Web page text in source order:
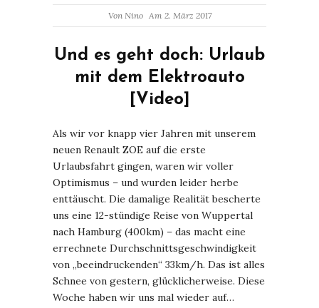
Von Nino Am 2. März 2017
Und es geht doch: Urlaub
mit dem Elektroauto
[Video]
Als wir vor knapp vier Jahren mit unserem
neuen Renault ZOE auf die erste
Urlaubsfahrt gingen, waren wir voller
Optimismus – und wurden leider herbe
enttäuscht. Die damalige Realität bescherte
uns eine 12-stündige Reise von Wuppertal
nach Hamburg (400km) – das macht eine
errechnete Durchschnittsgeschwindigkeit
von „beeindruckenden“ 33km/h. Das ist alles
Schnee von gestern, glücklicherweise. Diese
Woche haben wir uns mal wieder auf…